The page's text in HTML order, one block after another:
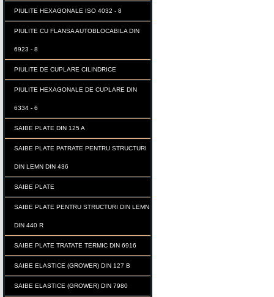
PIULITE HEXAGONALE ISO 4032 - 8
PIULITE CU FLANSA AUTOBLOCABILA DIN
6923 - 8
PIULITE DE CUPLARE CILINDRICE
PIULITE HEXAGONALE DE CUPLARE DIN
6334 - 6
SAIBE PLATE DIN 125 A
SAIBE PLATE PATRATE PENTRU STRUCTURI
DIN LEMN DIN 436
SAIBE PLATE
SAIBE PLATE PENTRU STRUCTURI DIN LEMN
DIN 440 R
SAIBE PLATE TRATATE TERMIC DIN 6916
SAIBE ELASTICE (GROWER) DIN 127 B
SAIBE ELASTICE (GROWER) DIN 7980